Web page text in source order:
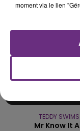
TEDDY SWIMS
Mr Know It
moment via le lien